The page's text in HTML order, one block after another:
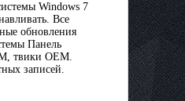
Windows 7
Все
обновления
Панель
твики ОЕМ.
записей.